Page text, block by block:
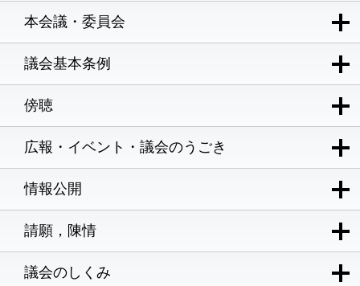
本会議・委員会
議会基本条例
傍聴
広報・イベント・議会のうごき
情報公開
請願，陳情
議会のしくみ